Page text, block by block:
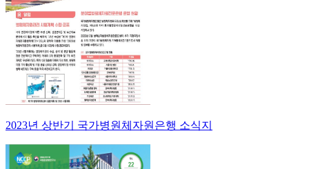
2023년 상반기 국가병원체자원은행 소식지